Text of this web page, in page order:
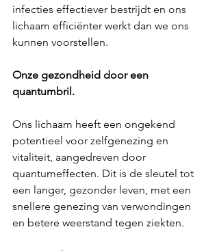
infecties effectiever bestrijdt en ons
lichaam efficiënter werkt dan we ons
kunnen voorstellen.
Onze gezondheid door een
quantumbril.
Ons lichaam heeft een ongekend
potentieel voor zelfgenezing en
vitaliteit, aangedreven door
quantumeffecten. Dit is de sleutel tot
een langer, gezonder leven, met een
snellere genezing van verwondingen
en betere weerstand tegen ziekten.